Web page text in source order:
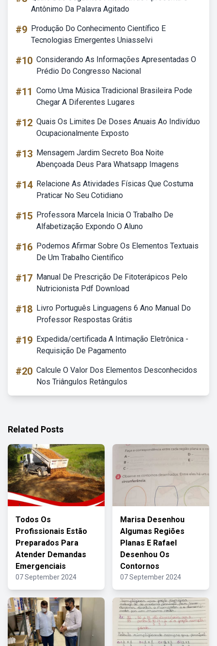
Antônimo Da Palavra Agitado
#9 Produção Do Conhecimento Científico E
Tecnologias Emergentes Uniasselvi
#10 Considerando As Informações Apresentadas O
Prédio Do Congresso Nacional
#11 Como Uma Música Tradicional Brasileira Pode
Chegar A Diferentes Lugares
#12 Quais Os Limites De Doses Anuais Ao Indivíduo
Ocupacionalmente Exposto
#13 Mensagem Jardim Secreto Boa Noite
Abençoada Deus Para Whatsapp Imagens
#14 Relacione As Atividades Físicas Que Costuma
Praticar No Seu Cotidiano
#15 Professora Marcela Inicia O Trabalho De
Alfabetização Expondo O Aluno
#16 Podemos Afirmar Sobre Os Elementos Textuais
De Um Trabalho Científico
#17 Manual De Prescrição De Fitoterápicos Pelo
Nutricionista Pdf Download
#18 Livro Português Linguagens 6 Ano Manual Do
Professor Respostas Grátis
#19 Expedida/certificada A Intimação Eletrônica -
Requisição De Pagamento
#20 Calcule O Valor Dos Elementos Desconhecidos
Nos Triângulos Retângulos
Related Posts
Todos Os
Profissionais Estão
Preparados Para
Atender Demandas
Emergenciais
07 September 2024
Marisa Desenhou
Algumas Regiões
Planas E Rafael
Desenhou Os
Contornos
07 September 2024